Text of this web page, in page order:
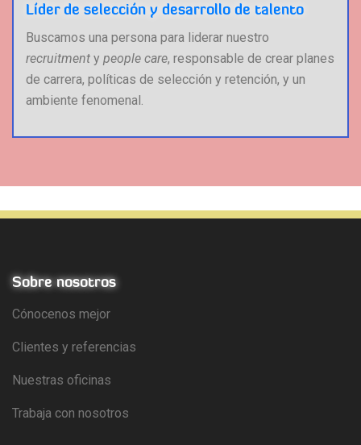
Líder de selección y desarrollo de talento
Buscamos una persona para liderar nuestro
recruitment y people care, responsable de crear planes
de carrera, políticas de selección y retención, y un
ambiente fenomenal.
Sobre nosotros
Cónocenos mejor
Clientes y referencias
Nuestras oficinas
Trabaja con nosotros